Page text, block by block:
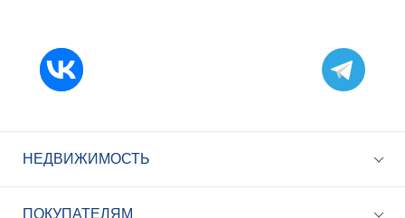
НЕДВИЖИМОСТЬ
ПОКУПАТЕЛЯМ